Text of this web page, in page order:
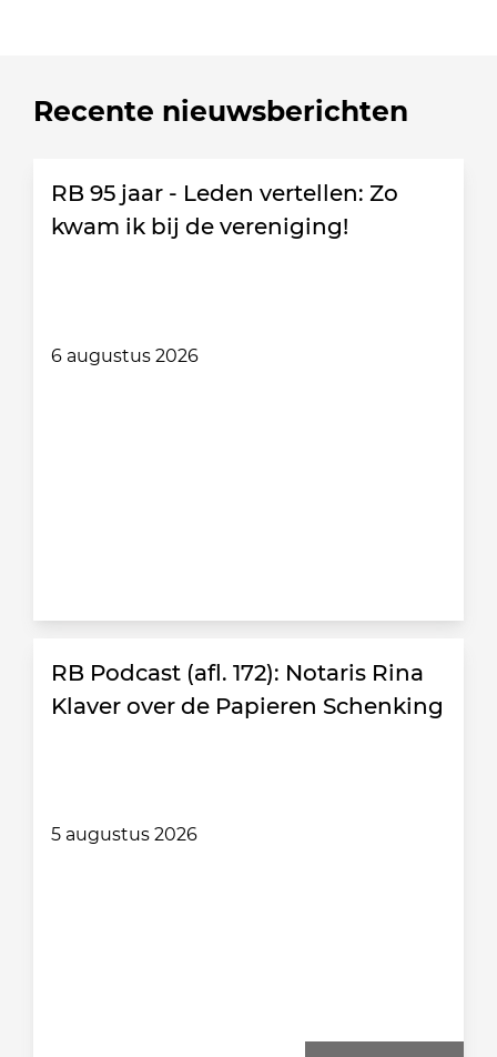
Recente nieuwsberichten
RB 95 jaar - Leden vertellen: Zo
kwam ik bij de vereniging!
6 augustus 2026
RB Podcast (afl. 172): Notaris Rina
Klaver over de Papieren Schenking
5 augustus 2026